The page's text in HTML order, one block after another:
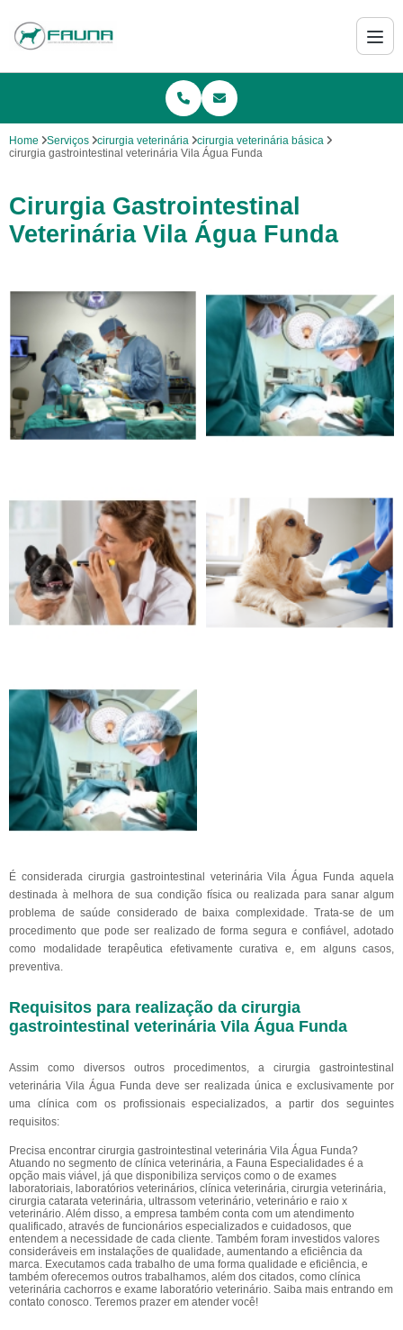
Home Serviços cirurgia veterinária
cirurgia veterinária básica
cirurgia gastrointestinal veterinária Vila Água Funda
Cirurgia Gastrointestinal
Veterinária Vila Água Funda
É considerada cirurgia gastrointestinal veterinária Vila Água Funda aquela
destinada à melhora de sua condição física ou realizada para sanar algum
problema de saúde considerado de baixa complexidade. Trata-se de um
procedimento que pode ser realizado de forma segura e confiável, adotado
como modalidade terapêutica efetivamente curativa e, em alguns casos,
preventiva.
Requisitos para realização da cirurgia
gastrointestinal veterinária Vila Água Funda
Assim como diversos outros procedimentos, a cirurgia gastrointestinal
veterinária Vila Água Funda deve ser realizada única e exclusivamente por
uma clínica com os profissionais especializados, a partir dos seguintes
requisitos:
Precisa encontrar cirurgia gastrointestinal veterinária Vila Água Funda?
Atuando no segmento de clínica veterinária, a Fauna Especialidades é a
opção mais viável, já que disponibiliza serviços como o de exames
laboratoriais, laboratórios veterinários, clínica veterinária, cirurgia veterinária,
cirurgia catarata veterinária, ultrassom veterinário, veterinário e raio x
veterinário. Além disso, a empresa também conta com um atendimento
qualificado, através de funcionários especializados e cuidadosos, que
entendem a necessidade de cada cliente. Também foram investidos valores
consideráveis em instalações de qualidade, aumentando a eficiência da
marca. Executamos cada trabalho de uma forma qualidade e eficiência, e
também oferecemos outros trabalhamos, além dos citados, como clínica
veterinária cachorros e exame laboratório veterinário. Saiba mais entrando em
contato conosco. Teremos prazer em atender você!